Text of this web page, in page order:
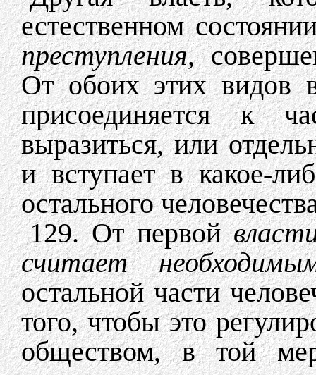
естественном
преступления,
От обоих этих видов
присоединяется к
выразиться, или
и вступает в какое-
остального
129. От первой
считает
остальной части
того, чтобы это
обществом, в той